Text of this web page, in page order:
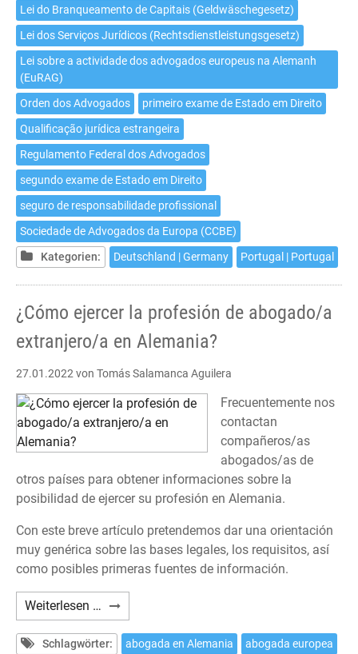
Lei do Branqueamento de Capitais (Geldwäschegesetz)
Lei dos Serviços Jurídicos (Rechtsdienstleistungsgesetz)
Lei sobre a actividade dos advogados europeus na Alemanh
(EuRAG)
Orden dos Advogados
primeiro exame de Estado em Direito
Qualificação jurídica estrangeira
Regulamento Federal dos Advogados
segundo exame de Estado em Direito
seguro de responsabilidade profissional
Sociedade de Advogados da Europa (CCBE)
Kategorien:
Deutschland | Germany Portugal | Portugal
¿Cómo ejercer la profesión de abogado/a
extranjero/a en Alemania?
27.01.2022 von Tomás Salamanca Aguilera
Frecuentemente nos
contactan
compañeros/as
abogados/as de
otros países para obtener informaciones sobre la
posibilidad de ejercer su profesión en Alemania.
Con este breve artículo pretendemos dar una orientación
muy genérica sobre las bases legales, los requisitos, así
como posibles primeras fuentes de información.
Weiterlesen … ¿Cómo
ejercer
la
Schlagwörter: abogada en Alemania
abogada europea